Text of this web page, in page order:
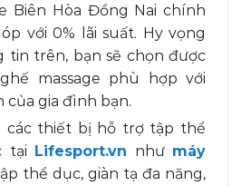
Biên Hòa Đồng Nai chính
với 0% lãi suất. Hy vọng
trên, bạn sẽ chọn được
massage phù hợp với
của gia đình bạn.
các thiết bị hỗ trợ tập thể
tại Lifesport.vn như máy
thể dục, giàn tạ đa năng,